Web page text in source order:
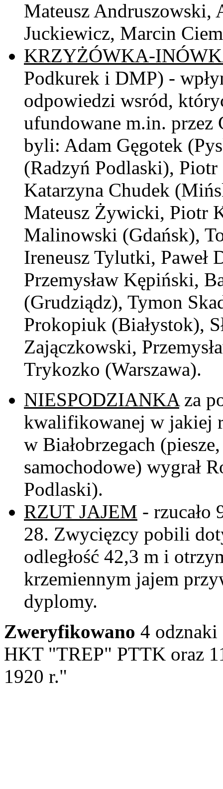
Mateusz Andruszowski,
Juckiewicz, Marcin
KRZYŻÓWKA-
Podkurek i DMP) -
odpowiedzi wsród,
ufundowane m.in. przez
byli: Adam Gęgotek
(Radzyń Podlaski),
Katarzyna Chudek
Mateusz Żywicki, Piotr
Malinowski (Gdańsk),
Ireneusz Tylutki, Paweł
Przemysław Kępiński,
(Grudziądz), Tymon
Prokopiuk (Białystok),
Zajączkowski,
Trykozko (Warszawa).
NIESPODZIANKAza
kwalifikowanej w jakiej
w Białobrzegach
samochodowe) wygrał
Podlaski).
RZUT JAJEM - rzucało
28. Zwycięzcy pobili
odległość 42,3 m i
krzemiennym jajem
dyplomy.
Zweryfikowano 4
HKT "TREP" PTTK oraz
1920 r."